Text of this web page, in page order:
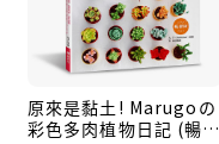
原來是黏土! Marugoの
彩色多肉植物日記 (暢銷